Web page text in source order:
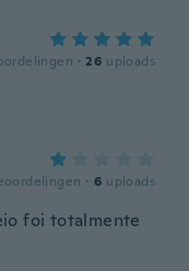
· 26 uploads
· 6 uploads
foi totalmente